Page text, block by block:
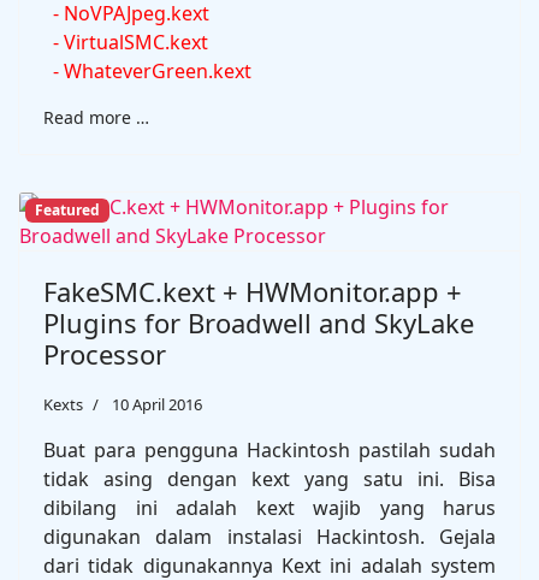
- NoVPAJpeg.kext
- VirtualSMC.kext
- WhateverGreen.kext
Read more …
Featured
FakeSMC.kext + HWMonitor.app +
Plugins for Broadwell and SkyLake
Processor
Kexts 10 April 2016
Buat para pengguna Hackintosh pastilah sudah
tidak asing dengan kext yang satu ini. Bisa
dibilang ini adalah kext wajib yang harus
digunakan dalam instalasi Hackintosh. Gejala
dari tidak digunakannya Kext ini adalah system